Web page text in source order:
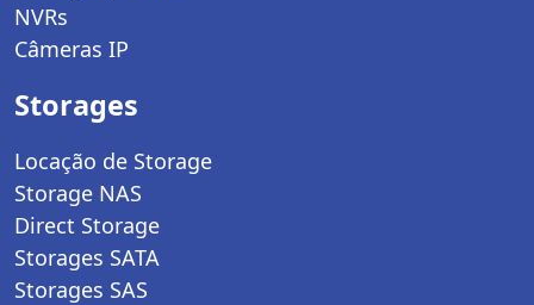
NVRs
Câmeras IP
Storages
Locação de Storage
Storage NAS
Direct Storage
Storages SATA
Storages SAS